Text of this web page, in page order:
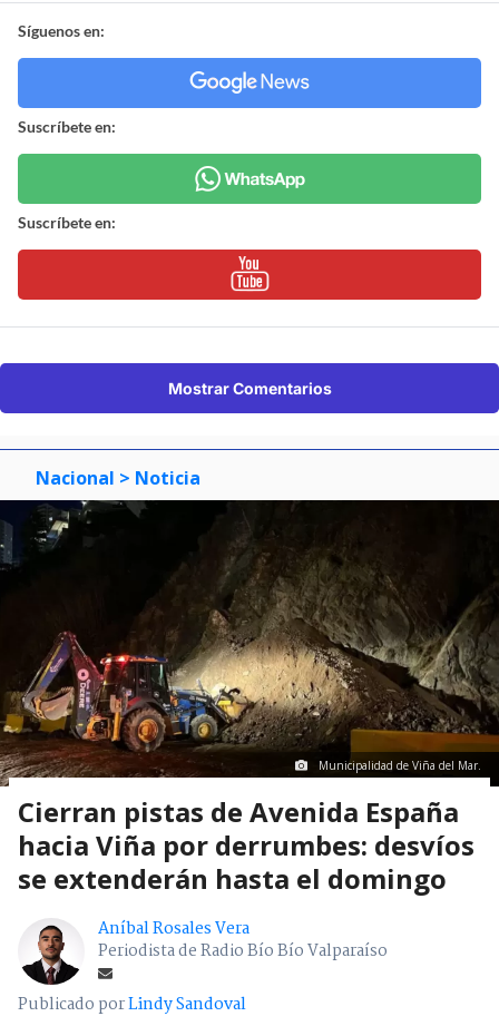
Síguenos en:
Suscríbete en:
Suscríbete en:
Mostrar Comentarios
Nacional > Noticia
Municipalidad de Viña del Mar.
Cierran pistas de Avenida España
hacia Viña por derrumbes: desvíos
se extenderán hasta el domingo
Aníbal Rosales Vera
Periodista de Radio Bío Bío Valparaíso
Publicado porLindy Sandoval